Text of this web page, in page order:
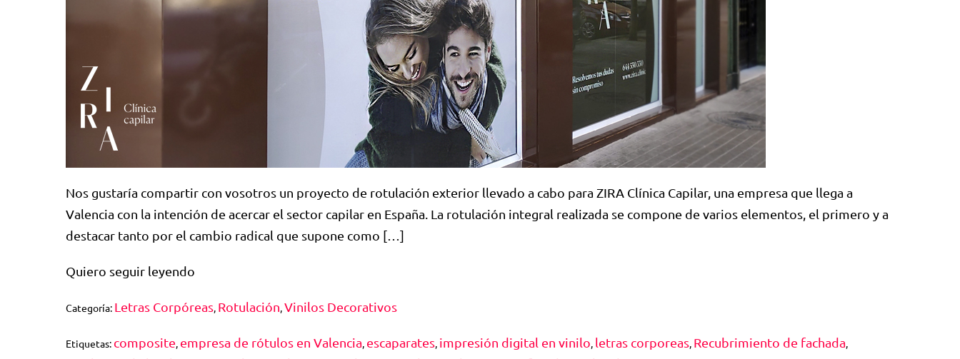
Nos gustaría compartir con vosotros un proyecto de rotulación exterior llevado a cabo para ZIRA Clínica Capilar, una empresa que llega a
Valencia con la intención de acercar el sector capilar en España. La rotulación integral realizada se compone de varios elementos, el primero y a
destacar tanto por el cambio radical que supone como […]
Quiero seguir leyendo
Categoría: Letras Corpóreas, Rotulación,Vinilos Decorativos
Etiquetas: composite, empresa de rótulos en Valencia, escaparates, impresión digital en vinilo, letras corporeas, Recubrimiento de fachada,